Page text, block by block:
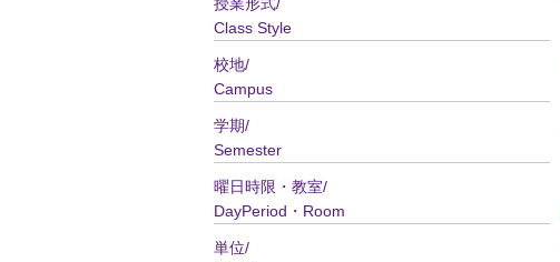
Class Style
校地/
Campus
学期/
Semester
曜日時限・教室/
DayPeriod・Room
単位/